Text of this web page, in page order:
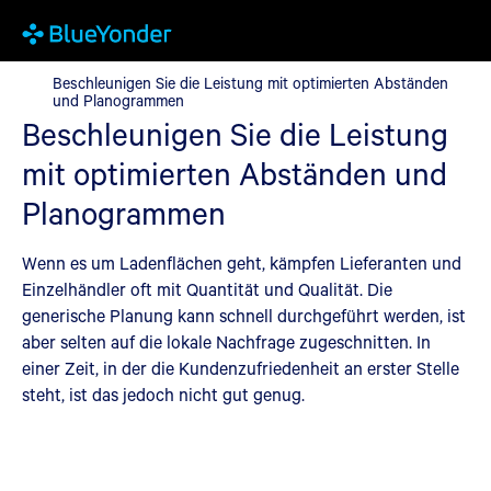
Beschleunigen Sie die Leistung mit optimierten Abständen und
Beschleunigen Sie die Leistung mit optimierten Abständen
und Planogrammen
Beschleunigen Sie die Leistung
mit optimierten Abständen und
Planogrammen
Wenn es um Ladenflächen geht, kämpfen Lieferanten und
Einzelhändler oft mit Quantität und Qualität. Die
generische Planung kann schnell durchgeführt werden, ist
aber selten auf die lokale Nachfrage zugeschnitten. In
einer Zeit, in der die Kundenzufriedenheit an erster Stelle
steht, ist das jedoch nicht gut genug.